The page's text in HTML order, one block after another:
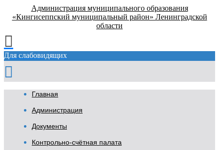
Администрация муниципального образования
«Кингисеппский муниципальный район» Ленинградской
области
Для слабовидящих
Главная
Администрация
Документы
Контрольно-счётная палата